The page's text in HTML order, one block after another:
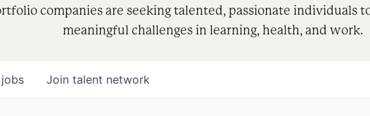
companies are seeking talented, passionate individuals
meaningful challenges in learning, health, and work.
jobs Join talent network